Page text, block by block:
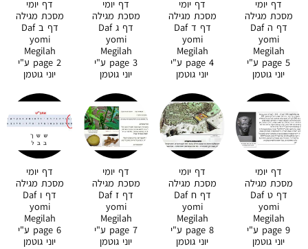
דף יומי
מסכת מגילה
דף ב Daf
yomi
Megilah
page 2 ע"י
יוני גוטמן
דף יומי
מסכת מגילה
דף ג Daf
yomi
Megilah
page 3 ע"י
יוני גוטמן
דף יומי
מסכת מגילה
דף ד Daf
yomi
Megilah
page 4 ע"י
יוני גוטמן
דף יומי
מסכת מגילה
דף ה Daf
yomi
Megilah
page 5 ע"י
יוני גוטמן
דף יומי
מסכת מגילה
דף ו Daf
yomi
Megilah
page 6 ע"י
יוני גוטמן
דף יומי
מסכת מגילה
דף ז Daf
yomi
Megilah
page 7 ע"י
יוני גוטמן
דף יומי
מסכת מגילה
דף ח Daf
yomi
Megilah
page 8 ע"י
יוני גוטמן
דף יומי
מסכת מגילה
דף ט Daf
yomi
Megilah
page 9 ע"י
יוני גוטמן